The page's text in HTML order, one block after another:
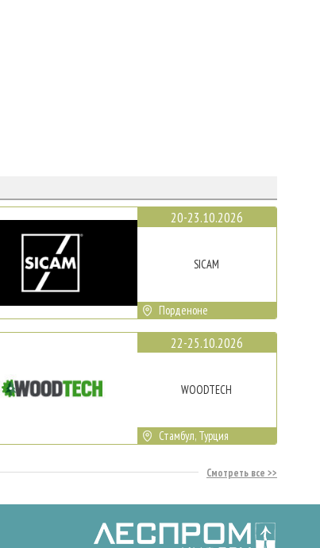
20-23.10.2026
SICAM
Порденоне
22-25.10.2026
WOODTECH
Стамбул, Турция
Смотреть все